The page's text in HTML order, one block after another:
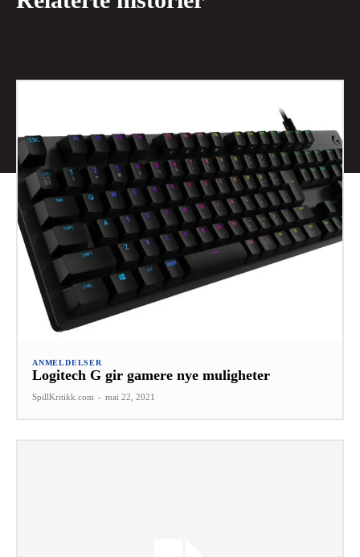
ANMELDELSER
Logitech G gir gamere nye muligheter
SpillKritikk.com - mai 22, 2021